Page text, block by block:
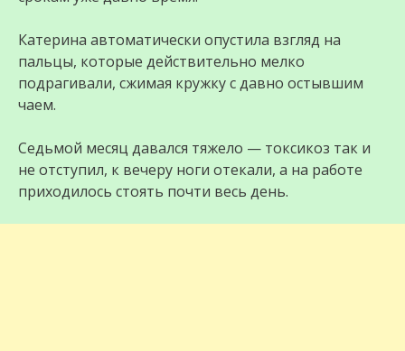
Катерина автоматически опустила взгляд на
пальцы, которые действительно мелко
подрагивали, сжимая кружку с давно остывшим
чаем.
Седьмой месяц давался тяжело — токсикоз так и
не отступил, к вечеру ноги отекали, а на работе
приходилось стоять почти весь день.